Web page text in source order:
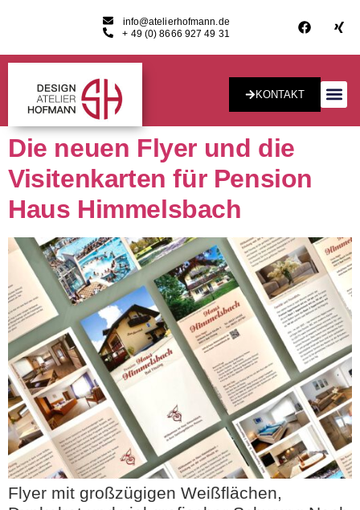
info@atelierhofmann.de
+ 49 (0) 8666 927 49 31
KONTAKT
Die neuen Flyer und die
Visitenkarten für Pension
Haus Himmelsbach
Flyer mit großzügigen Weißflächen,